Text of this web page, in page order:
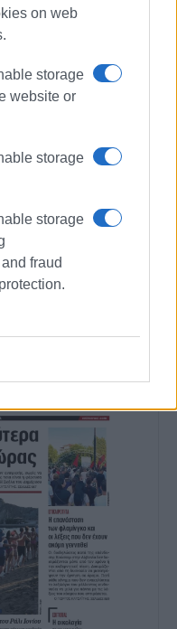
on web
storage
website or
storage
storage
fraud
ενώ από τις
στο «Κερκυραϊκό
2000 και για 15
Από το 2015
ενώ
του) και